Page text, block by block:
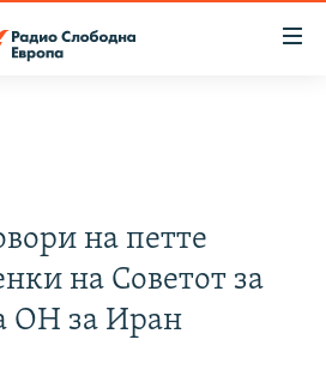
на петте
на Советот за
ОН за Иран